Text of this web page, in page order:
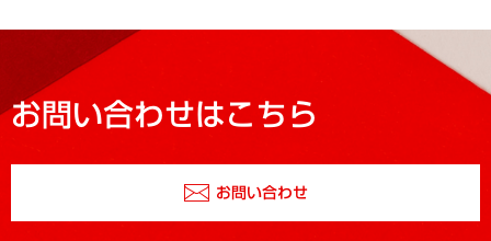
お問い合わせはこちら
お問い合わせ